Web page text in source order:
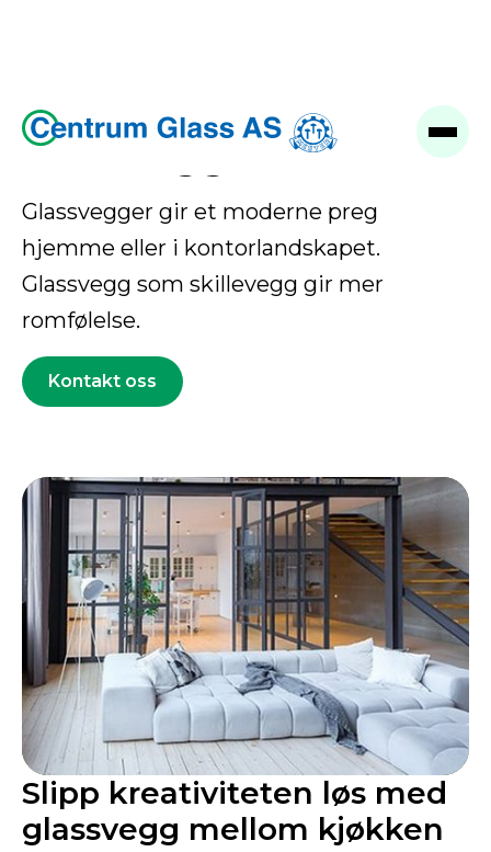
Glassvegger
Glassvegger gir et moderne preg
hjemme eller i kontorlandskapet.
Glassvegg som skillevegg gir mer
romfølelse.
Kontakt oss
Slipp kreativiteten løs med
glassvegg mellom kjøkken